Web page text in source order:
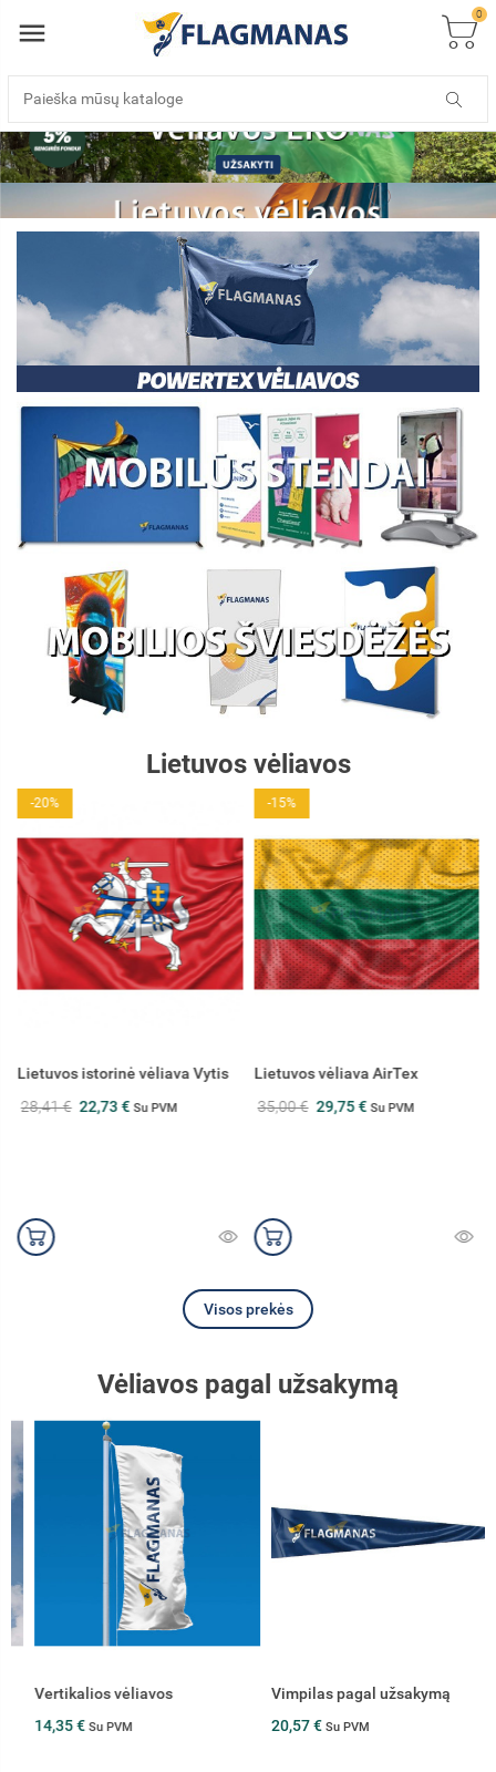
Dauksta UAB 0
Lietuvos vėliavos
-20%
Lietuvos istorinė vėliava Vytis
28,41 € 22,73 €Su PVM
-15%
Lietuvos vėliava AirTex
35,00 € 29,75 €Su PVM
Visos prekės
Vėliavos pagal užsakymą
Vertikalios vėliavos
14,35 €Su PVM
Vimpilas pagal užsakymą
20,57 €Su PVM